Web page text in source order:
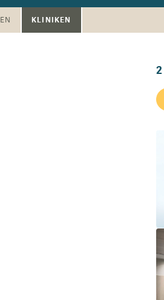
KLINIKEN
2